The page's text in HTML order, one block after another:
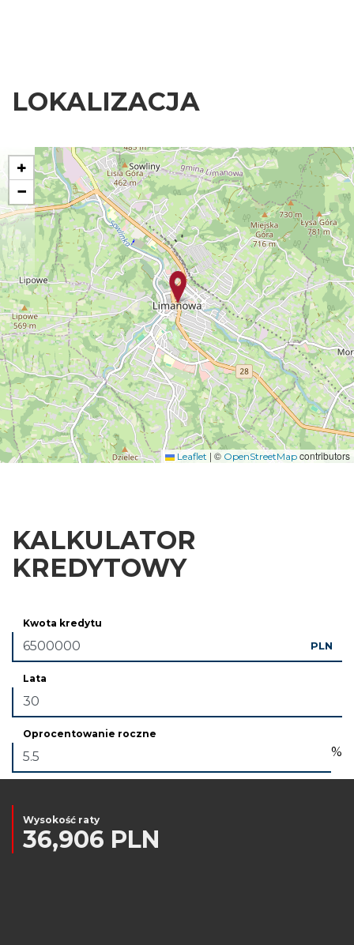
LOKALIZACJA
+
−
Leaflet | © OpenStreetMap contributors
KALKULATOR
KREDYTOWY
Kwota kredytu
PLN
Lata
Oprocentowanie roczne
%
Wysokość raty
36,906 PLN